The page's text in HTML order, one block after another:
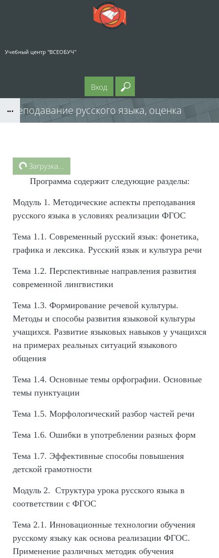
Перейти к основному содержанию
Учебный центр "ВСЕОБУЧ"
Введите ваш поисковый
Вход
Преподавание русского языка, оценка
эффективности в условиях реализации ФГОС
(56 часов)
Блоки
Загрузка...
Программа содержит следующие разделы:
Модуль 1. Методические аспекты преподавания
русского языка в условиях реализации ФГОС
Тема 1.1. Современный русский язык: фонетика,
графика и лексика. Русский язык и культура речи
Тема 1.2. Перспективные направления развития
современной лингвистики
Тема 1.3. Формирование речевой культуры.
Методы и способы развития языковой культуры
учащихся. Развитие языковых навыков у учащихся
на примерах реальных ситуаций языкового
общения
Тема 1.4. Основные темы орфографии. Основные
темы пунктуации
Тема 1.5. Морфологический разбор частей речи
Тема 1.6. Ошибки в употреблении разных форм
Тема 1.7. Эффективные способы повышения
детской грамотности
Модуль 2. Структура урока русского языка в
соответствии с ФГОС
Тема 2.1. Инновационные технологии обучения
русскому языку как основа реализации ФГОС.
Применение различных методик обучения